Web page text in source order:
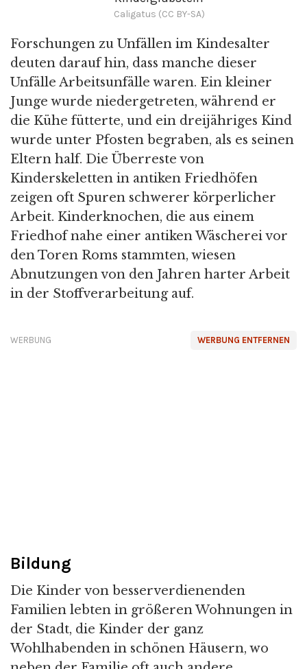
Caligatus (CC BY-SA)
Forschungen zu Unfällen im Kindesalter
deuten darauf hin, dass manche dieser
Unfälle Arbeitsunfälle waren. Ein kleiner
Junge wurde niedergetreten, während er
die Kühe fütterte, und ein dreijähriges Kind
wurde unter Pfosten begraben, als es seinen
Eltern half. Die Überreste von
Kinderskeletten in antiken Friedhöfen
zeigen oft Spuren schwerer körperlicher
Arbeit. Kinderknochen, die aus einem
Friedhof nahe einer antiken Wäscherei vor
den Toren Roms stammten, wiesen
Abnutzungen von den Jahren harter Arbeit
in der Stoffverarbeitung auf.
WERBUNG ENTFERNEN
WERBUNG
Bildung
Die Kinder von besserverdienenden
Familien lebten in größeren Wohnungen in
der Stadt, die Kinder der ganz
Wohlhabenden in schönen Häusern, wo